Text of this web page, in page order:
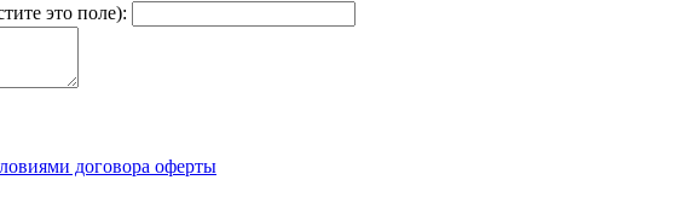
это поле):
договора оферты